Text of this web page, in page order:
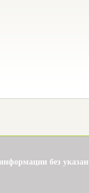
без